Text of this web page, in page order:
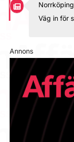
Väg in för
Annons